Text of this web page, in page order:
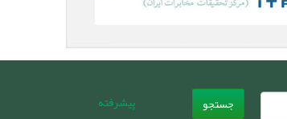
جستجو پیشرفته